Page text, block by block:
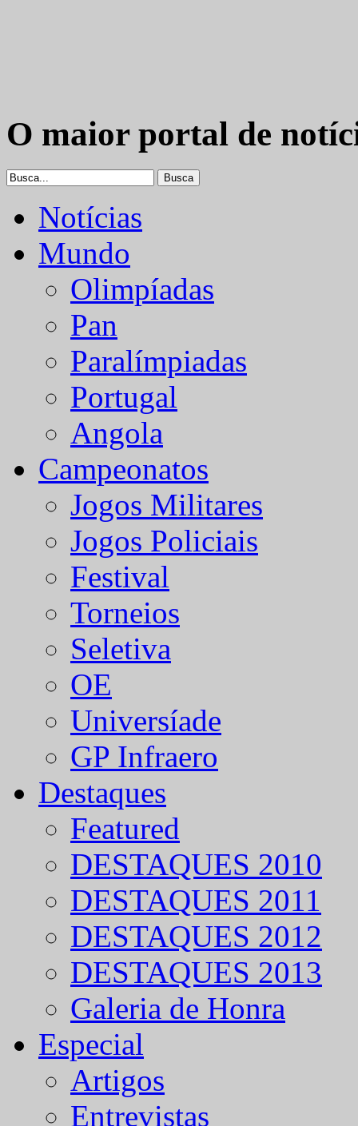
O maior portal de
Notícias
Mundo
Olimpíadas
Pan
Paralímpiadas
Portugal
Angola
Campeonatos
Jogos Militares
Jogos Policiais
Festival
Torneios
Seletiva
OE
Universíade
GP Infraero
Destaques
Featured
DESTAQUES 2010
DESTAQUES 2011
DESTAQUES 2012
DESTAQUES 2013
Galeria de Honra
Especial
Artigos
Entrevistas